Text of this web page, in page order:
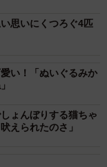
思いにくつろぐ4匹
い！「ぬいぐるみか
ょんぼりする猫ちゃ
えられたのさ」